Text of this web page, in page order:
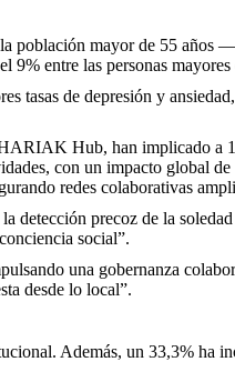
población mayor de 55 años
9% entre las personas mayores
tasas de depresión y
Hub, han implicado a
con un impacto global
redes colaborativas
detección precoz de la
social”.
una gobernanza
desde lo local”.
Además, un 33,3% ha